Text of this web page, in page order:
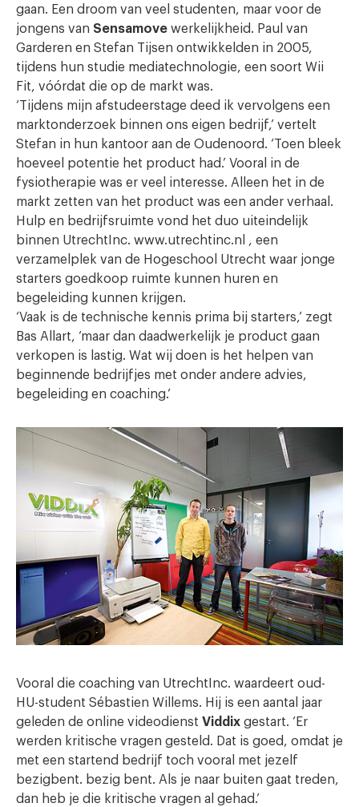
gaan. Een droom van veel studenten, maar voor de
jongens van Sensamove werkelijkheid. Paul van
Garderen en Stefan Tijsen ontwikkelden in 2005,
tijdens hun studie mediatechnologie, een soort Wii
Fit, vóórdat die op de markt was.
‘Tijdens mijn afstudeerstage deed ik vervolgens een
marktonderzoek binnen ons eigen bedrijf,’ vertelt
Stefan in hun kantoor aan de Oudenoord. ‘Toen bleek
hoeveel potentie het product had.’ Vooral in de
fysiotherapie was er veel interesse. Alleen het in de
markt zetten van het product was een ander verhaal.
Hulp en bedrijfsruimte vond het duo uiteindelijk
binnen UtrechtInc. www.utrechtinc.nl , een
verzamelplek van de Hogeschool Utrecht waar jonge
starters goedkoop ruimte kunnen huren en
begeleiding kunnen krijgen.
‘Vaak is de technische kennis prima bij starters,’ zegt
Bas Allart, ‘maar dan daadwerkelijk je product gaan
verkopen is lastig. Wat wij doen is het helpen van
beginnende bedrijfjes met onder andere advies,
begeleiding en coaching.’
Vooral die coaching van UtrechtInc. waardeert oud-
HU-student Sébastien Willems. Hij is een aantal jaar
geleden de online videodienst Viddix gestart. ‘Er
werden kritische vragen gesteld. Dat is goed, omdat je
met een startend bedrijf toch vooral met jezelf
bezigbent. bezig bent. Als je naar buiten gaat treden,
dan heb je die kritische vragen al gehad.’